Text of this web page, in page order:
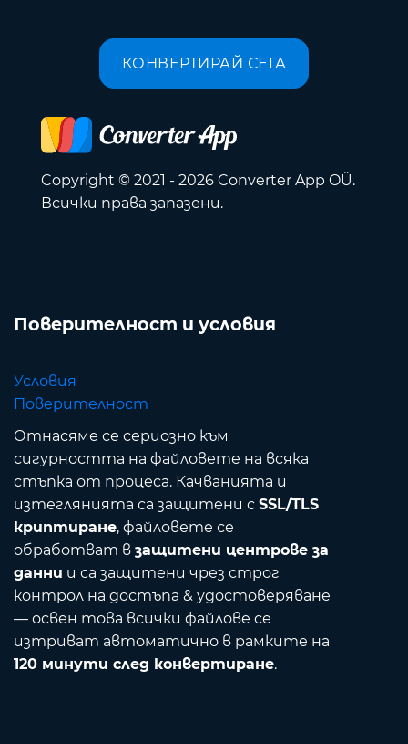
КОНВЕРТИРАЙ СЕГА
Copyright © 2021 - 2026 Converter App OÜ.
Всички права запазени.
Поверителност и условия
Условия
Поверителност
Отнасяме се сериозно към
сигурността на файловете на всяка
стъпка от процеса. Качванията и
изтеглянията са защитени с SSL/TLS
криптиране, файловете се
обработват в защитени центрове за
данни и са защитени чрез строг
контрол на достъпа & удостоверяване
— освен това всички файлове се
изтриват автоматично в рамките на
120 минути след конвертиране.